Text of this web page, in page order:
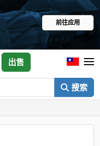
前往应用
搜索
出售